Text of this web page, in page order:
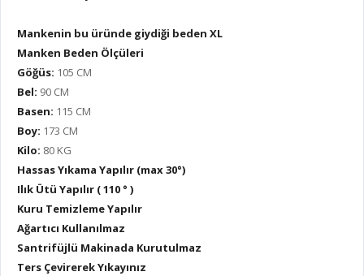
Mankenin bu üründe giydiği beden XL
Manken Beden Ölçüleri
Göğüs: 105 CM
Bel: 90 CM
Basen: 115 CM
Boy: 173 CM
Kilo: 80 KG
Hassas Yıkama Yapılır (max 30°)
Ilık Ütü Yapılır ( 110 ° )
Kuru Temizleme Yapılır
Ağartıcı Kullanılmaz
Santrifüjlü Makinada Kurutulmaz
Ters Çevirerek Yıkayınız